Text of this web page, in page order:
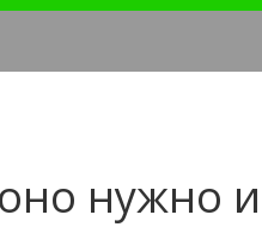
нужно и